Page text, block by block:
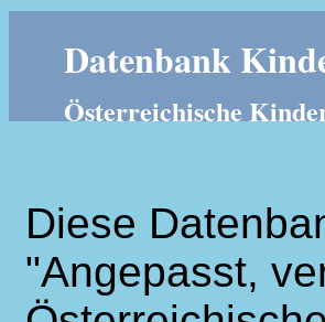
Datenbank
Österreichische
Diese
"Angepasst,